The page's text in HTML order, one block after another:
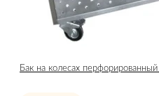
Бак на колесах